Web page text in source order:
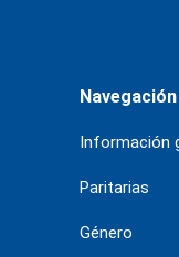
Navegación
Información
Paritarias
Género